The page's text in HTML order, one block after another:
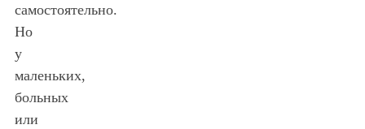
самостоятельно.
Но
у
маленьких,
больных
или